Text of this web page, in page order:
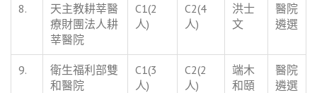
8.
天主教耕莘醫
療財團法人耕
莘醫院
C1(2
人)
C2(4
人)
洪士
文
醫院
遴選
9.
衛生福利部雙
和醫院
C1(3
人)
C2(2
人)
端木
和頤
醫院
遴選